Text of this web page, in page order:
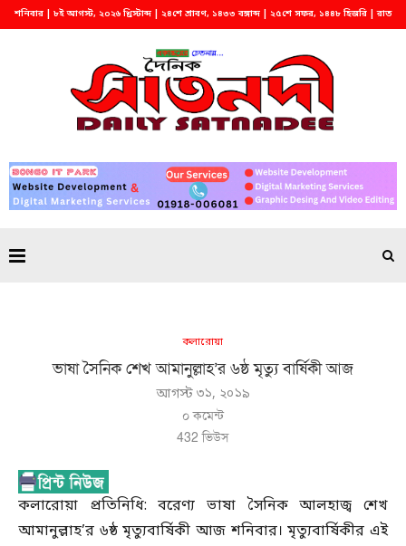
শনিবার | ৮ই আগস্ট, ২০২৬ খ্রিস্টাব্দ | ২৪শে শ্রাবণ, ১৪৩৩ বঙ্গাব্দ | ২৫শে সফর, ১৪৪৮ হিজরি | রাত
কলারোয়া
ভাষা সৈনিক শেখ আমানুল্লাহ’র ৬ষ্ঠ মৃত্যু বার্ষিকী আজ
আগস্ট ৩১, ২০১৯
০ কমেন্ট
432 ভিউস
কলারোয়া প্রতিনিধি: বরেণ্য ভাষা সৈনিক আলহাজ্ব শেখ
আমানুল্লাহ’র ৬ষ্ঠ মৃত্যুবার্ষিকী আজ শনিবার। মৃত্যুবার্ষিকীর এই